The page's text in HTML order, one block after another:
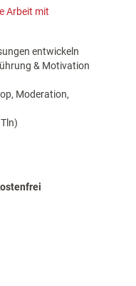
Arbeit mit
entwickeln
& Motivation
Moderation,